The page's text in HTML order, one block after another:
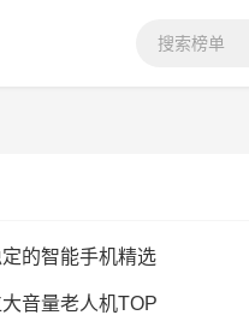
的智能手机精选
音量老人机TOP